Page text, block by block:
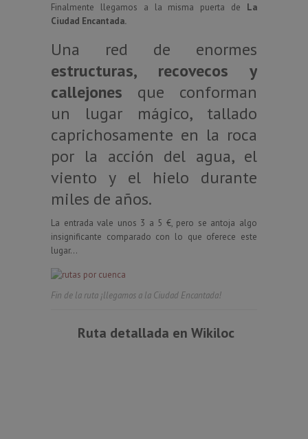
Finalmente llegamos a la misma puerta de La
Ciudad Encantada.
Una red de enormes
estructuras, recovecos y
callejones que conforman
un lugar mágico, tallado
caprichosamente en la roca
por la acción del agua, el
viento y el hielo durante
miles de años.
La entrada vale unos 3 a 5 €, pero se antoja algo
insignificante comparado con lo que oferece este
lugar…
Fin de la ruta ¡llegamos a la Ciudad Encantada!
Ruta detallada en Wikiloc